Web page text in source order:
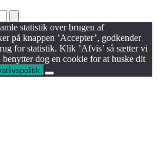
statistik over brugen af
på knappen ’Accepter’, godkender
for statistik. Klik ’Afvis’ så sætter vi
dog en cookie for at huske dit